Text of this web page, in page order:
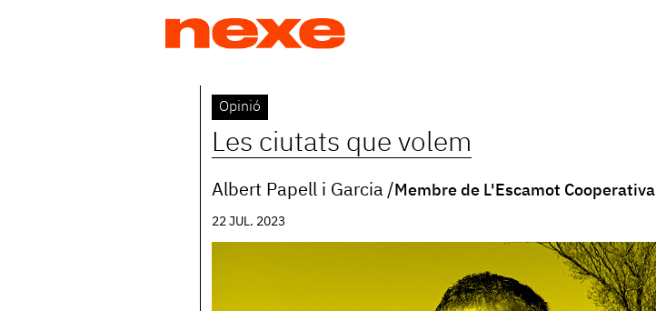
Back
to
top
Opinió
Les ciutats que volem
Albert Papell i Garcia Membre de L'Escamot Cooperativa
22 JUL. 2023